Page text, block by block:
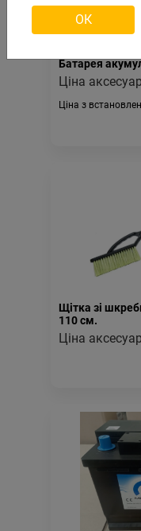
Батарея
Ціна
Ціна з
Щітка зі
110 см.
Ціна
ОК